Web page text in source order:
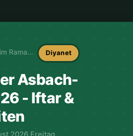
Asbach-Baumenheim Ramadan-Kalender Diyanet
Asbach-
- Iftar &